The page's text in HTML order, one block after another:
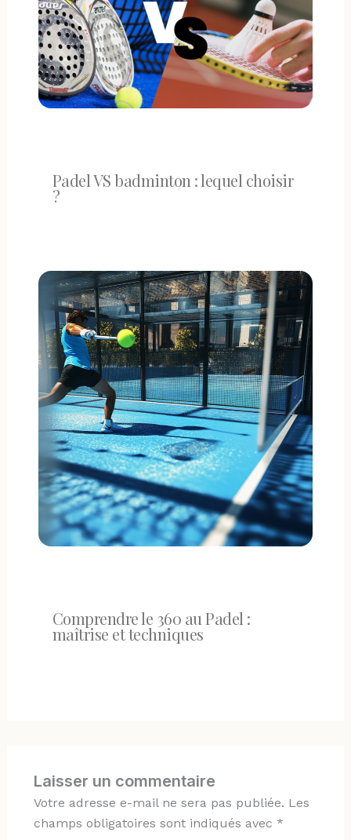
Padel VS badminton : lequel choisir
?
Comprendre le 360 au Padel :
maîtrise et techniques
Laisser un commentaire
Votre adresse e-mail ne sera pas publiée. Les
champs obligatoires sont indiqués avec *